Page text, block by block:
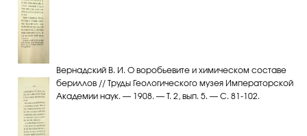
Вернадский В. И. О воробьевите и химическом составе
бериллов // Труды Геологического музея Императорской
Академии наук. — 1908. — Т. 2, вып. 5. — С. 81-102.